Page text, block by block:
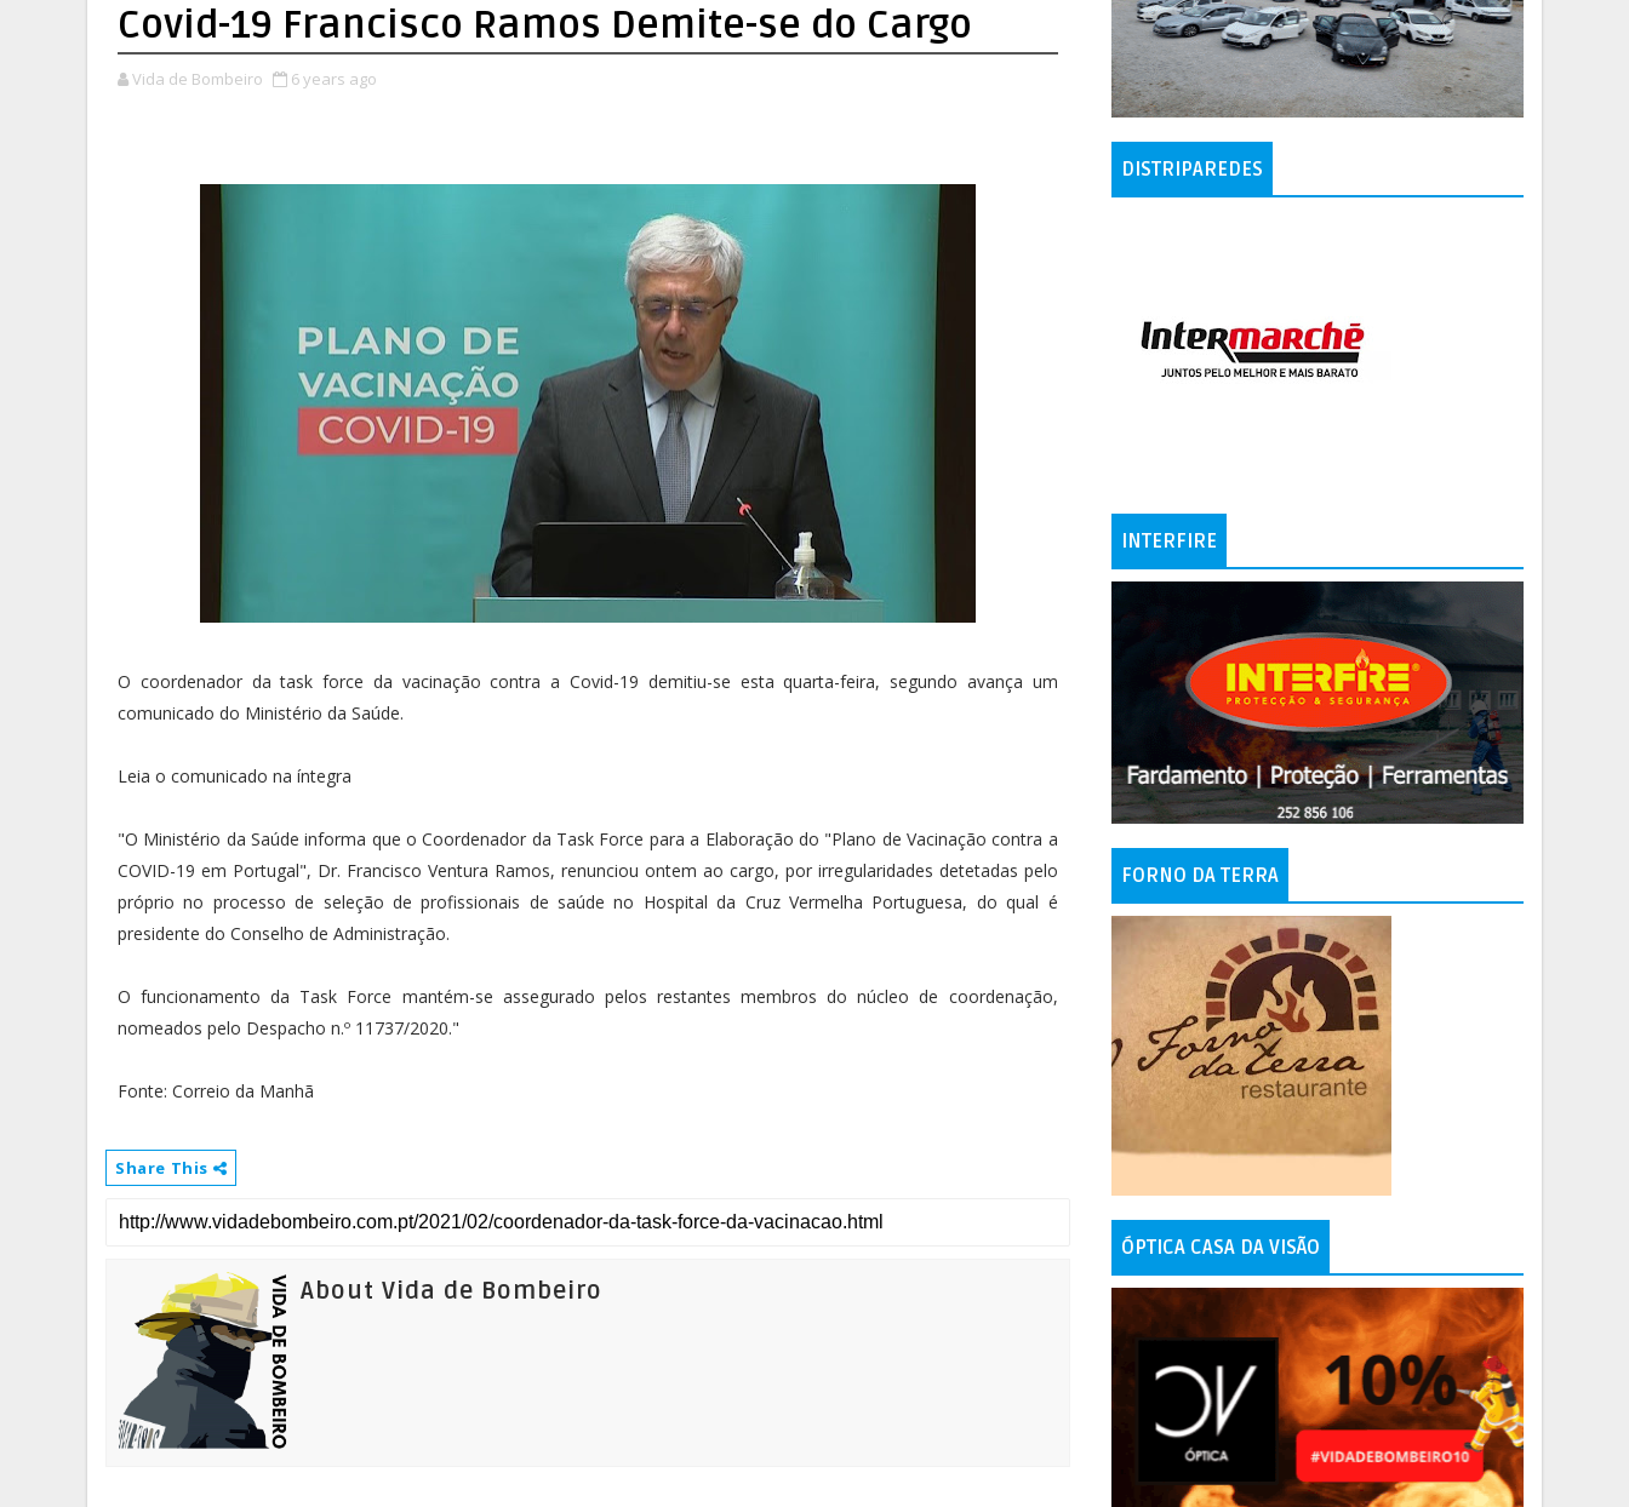
Covid-19 Francisco Ramos Demite-se do Cargo
Vida de Bombeiro 6 years ago
O coordenador da task force da vacinação contra a Covid-19 demitiu-se esta quarta-feira, segundo avança um
comunicado do Ministério da Saúde.
Leia o comunicado na íntegra
"O Ministério da Saúde informa que o Coordenador da Task Force para a Elaboração do "Plano de Vacinação contra a
COVID-19 em Portugal", Dr. Francisco Ventura Ramos, renunciou ontem ao cargo, por irregularidades detetadas pelo
próprio no processo de seleção de profissionais de saúde no Hospital da Cruz Vermelha Portuguesa, do qual é
presidente do Conselho de Administração.
O funcionamento da Task Force mantém-se assegurado pelos restantes membros do núcleo de coordenação,
nomeados pelo Despacho n.º 11737/2020."
Fonte: Correio da Manhã
Share This
About Vida de Bombeiro
DISTRIPAREDES
INTERFIRE
FORNO DA TERRA
ÓPTICA CASA DA VISÃO